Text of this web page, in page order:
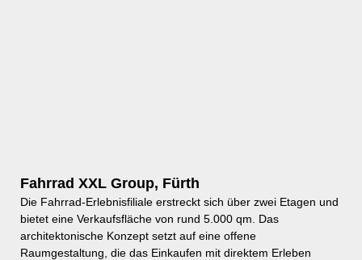
Fahrrad XXL Group, Fürth
Die Fahrrad-Erlebnisfiliale erstreckt sich über zwei Etagen und
bietet eine Verkaufsfläche von rund 5.000 qm. Das
architektonische Konzept setzt auf eine offene
Raumgestaltung, die das Einkaufen mit direktem Erleben